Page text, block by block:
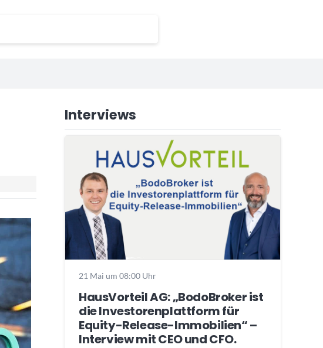
Interviews
21 Mai um 08:00 Uhr
HausVorteil AG: „BodoBroker ist
die Investorenplattform für
Equity-Release-Immobilien“ –
Interview mit CEO und CFO.